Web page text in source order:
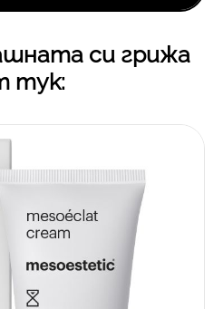
си грижа
тук: